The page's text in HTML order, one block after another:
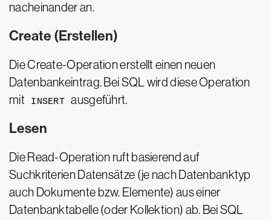
nacheinander an.
Create (Erstellen)
Die Create-Operation erstellt einen neuen
Datenbankeintrag. Bei SQL wird diese Operation
mit
INSERT ausgeführt.
Lesen
Die Read-Operation ruft basierend auf
Suchkriterien Datensätze (je nach Datenbanktyp
auch Dokumente bzw. Elemente) aus einer
Datenbanktabelle (oder Kollektion) ab. Bei SQL